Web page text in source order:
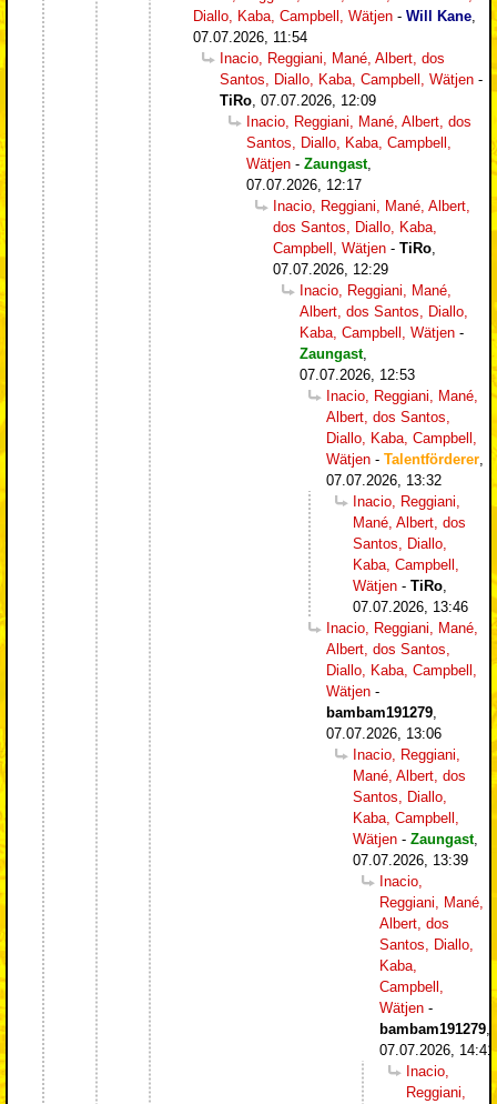
Diallo, Kaba, Campbell, Wätjen - Will Kane,
07.07.2026, 11:54
Inacio, Reggiani, Mané, Albert, dos
Santos, Diallo, Kaba, Campbell, Wätjen -
TiRo, 07.07.2026, 12:09
Inacio, Reggiani, Mané, Albert, dos
Santos, Diallo, Kaba, Campbell,
Wätjen - Zaungast,
07.07.2026, 12:17
Inacio, Reggiani, Mané, Albert,
dos Santos, Diallo, Kaba,
Campbell, Wätjen - TiRo,
07.07.2026, 12:29
Inacio, Reggiani, Mané,
Albert, dos Santos, Diallo,
Kaba, Campbell, Wätjen -
Zaungast,
07.07.2026, 12:53
Inacio, Reggiani, Mané,
Albert, dos Santos,
Diallo, Kaba, Campbell,
Wätjen - Talentförderer,
07.07.2026, 13:32
Inacio, Reggiani,
Mané, Albert, dos
Santos, Diallo,
Kaba, Campbell,
Wätjen - TiRo,
07.07.2026, 13:46
Inacio, Reggiani, Mané,
Albert, dos Santos,
Diallo, Kaba, Campbell,
Wätjen -
bambam191279,
07.07.2026, 13:06
Inacio, Reggiani,
Mané, Albert, dos
Santos, Diallo,
Kaba, Campbell,
Wätjen - Zaungast,
07.07.2026, 13:39
Inacio,
Reggiani, Mané,
Albert, dos
Santos, Diallo,
Kaba,
Campbell,
Wätjen -
bambam191279,
07.07.2026, 14:41
Inacio,
Reggiani,